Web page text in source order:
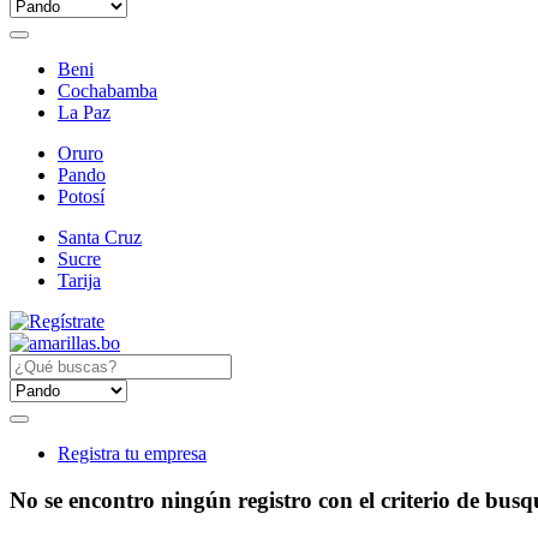
Beni
Cochabamba
La Paz
Oruro
Pando
Potosí
Santa Cruz
Sucre
Tarija
Registra tu empresa
No se encontro ningún registro con el criterio de